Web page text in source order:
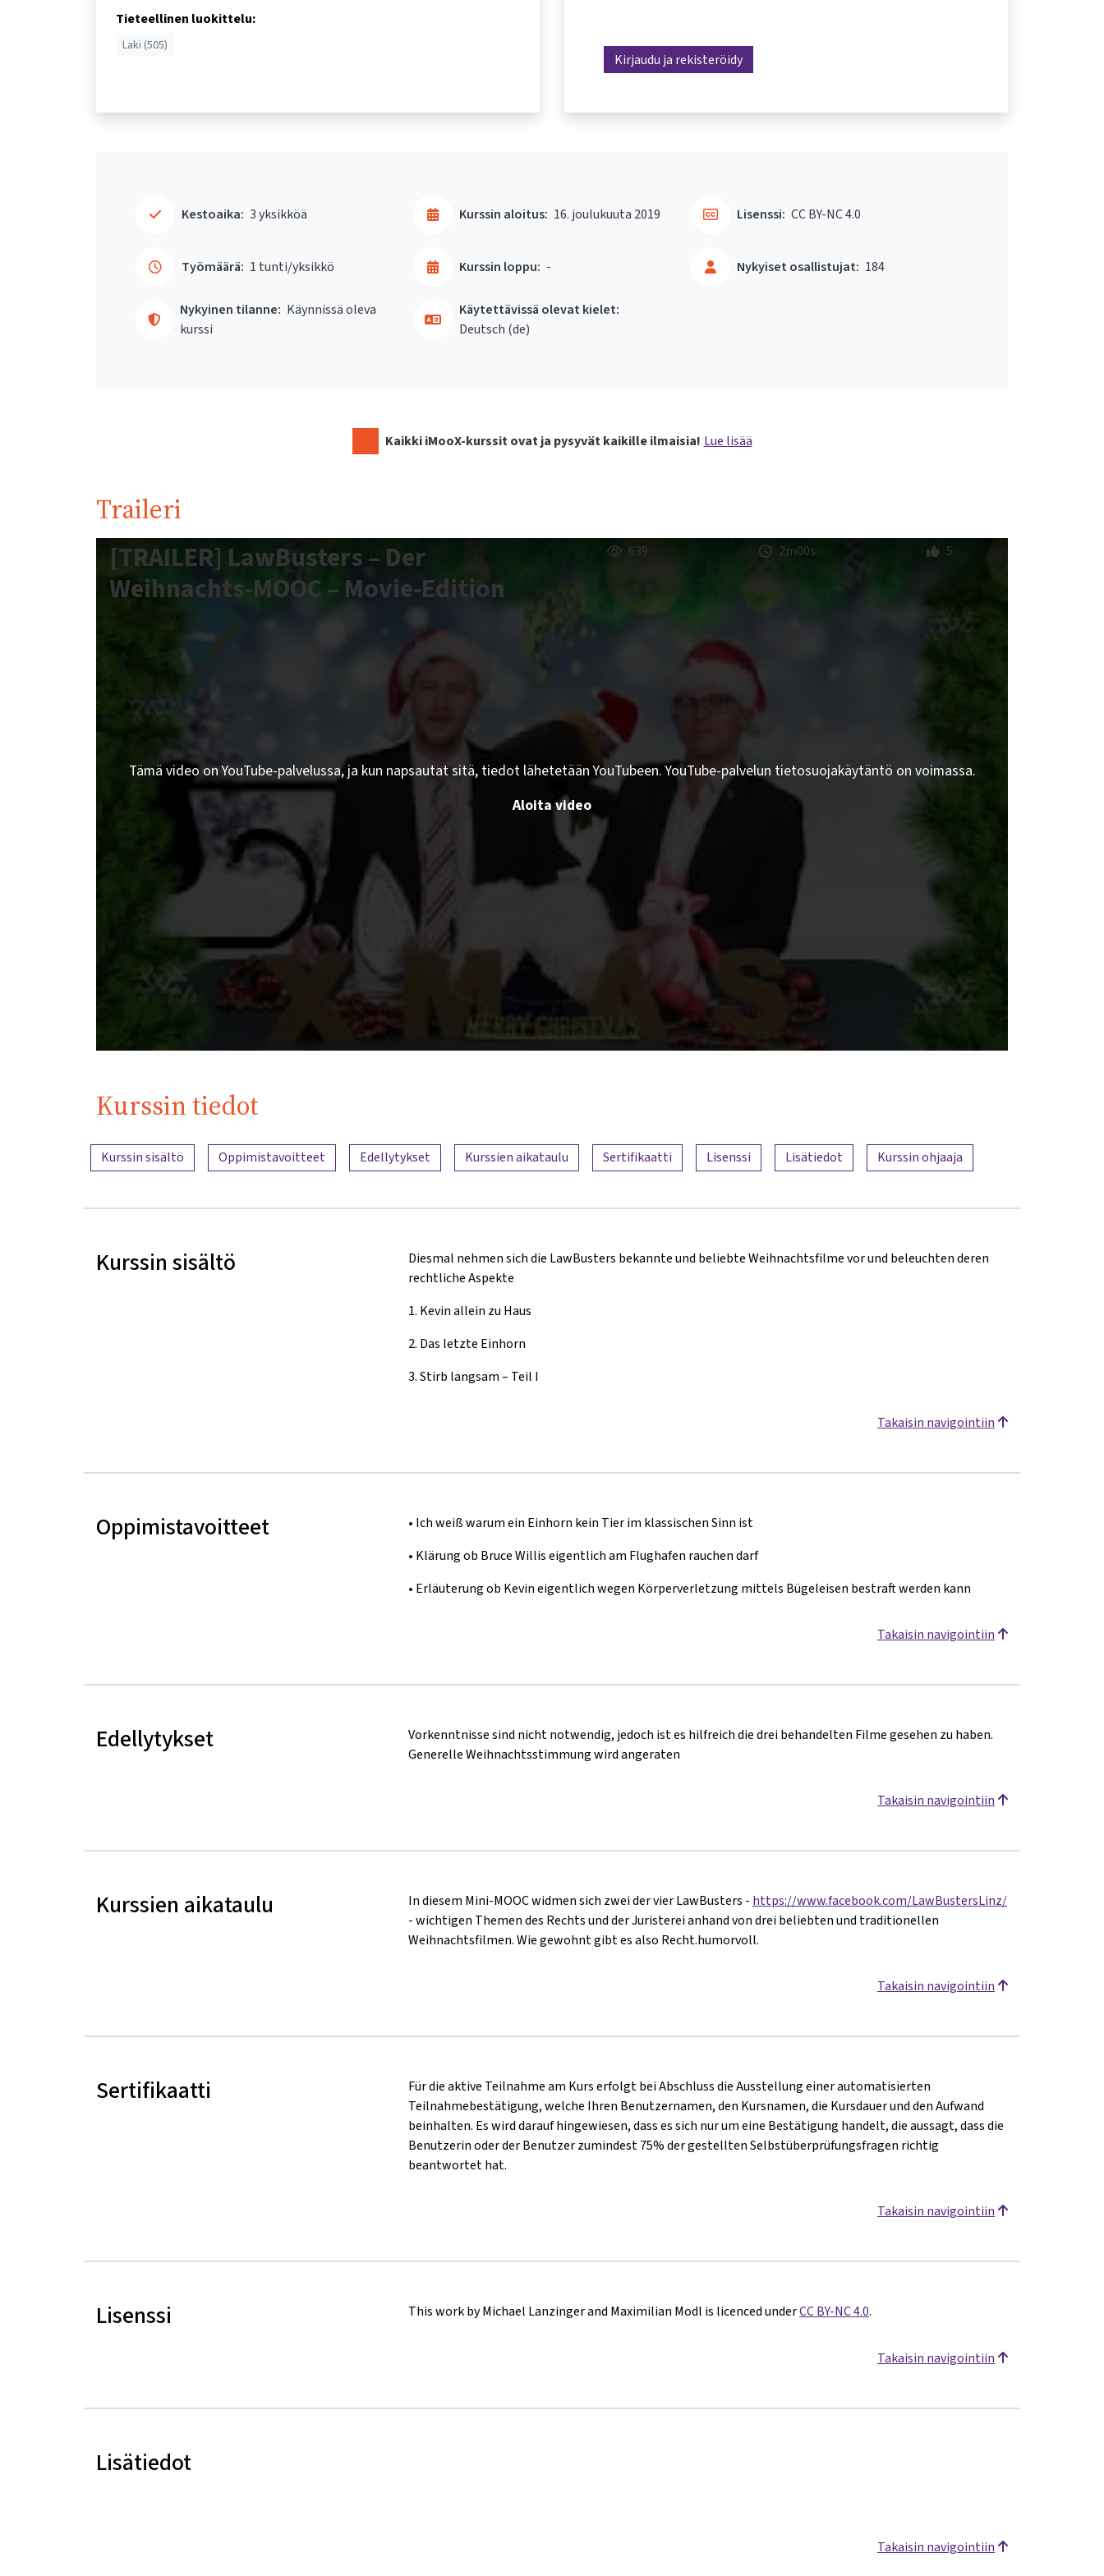
Tieteellinen luokittelu:
Laki (505)
Kirjaudu ja rekisteröidy
Kestoaika: 3 yksikköä
Työmäärä: 1 tunti/yksikkö
Kurssin aloitus: 16. joulukuuta 2019
Kurssin loppu: -
Nykyinen tilanne: Käynnissä oleva
kurssi
Nykyiset osallistujat: 184
Lisenssi: CC BY-NC 4.0
Käytettävissä olevat kielet:
Deutsch ‎(de)‎
Kaikki iMooX-kurssit ovat ja pysyvät kaikille ilmaisia! Lue lisää
Traileri
[TRAILER] LawBusters – Der
Weihnachts-MOOC – Movie-Edition
639 2m00s 5
Tämä video on YouTube-palvelussa, ja kun napsautat sitä, tiedot lähetetään YouTubeen. YouTube-palvelun tietosuojakäytäntö on voimassa.
Aloita video
Kurssin tiedot
Sisällön yleiskatsaus
Kurssin sisältö Oppimistavoitteet Edellytykset Kurssien aikataulu Sertifikaatti Lisenssi Lisätiedot Kurssin ohjaaja
Kurssin sisältö
Diesmal nehmen sich die LawBusters bekannte und beliebte Weihnachtsfilme vor und beleuchten deren
rechtliche Aspekte
1. Kevin allein zu Haus
2. Das letzte Einhorn
3.Stirb langsam – Teil I
Takaisin navigointiin
Oppimistavoitteet • Ich weiß warum ein Einhorn kein Tier im klassischen Sinn ist
• Klärung ob Bruce Willis eigentlich am Flughafen rauchen darf
• Erläuterung ob Kevin eigentlich wegen Körperverletzung mittels Bügeleisen bestraft werden kann
Takaisin navigointiin
Edellytykset
Vorkenntnisse sind nicht notwendig, jedoch ist es hilfreich die drei behandelten Filme gesehen zu haben.
Generelle Weihnachtsstimmung wird angeraten
Takaisin navigointiin
Kurssien aikataulu In diesem Mini-MOOC widmen sich zwei der vier LawBusters - https://www.facebook.com/LawBustersLinz/
- wichtigen Themen des Rechts und der Juristerei anhand von drei beliebten und traditionellen
Weihnachtsfilmen. Wie gewohnt gibt es also Recht.humorvoll.
Takaisin navigointiin
Sertifikaatti
Für die aktive Teilnahme am Kurs erfolgt bei Abschluss die Ausstellung einer automatisierten
Teilnahmebestätigung, welche Ihren Benutzernamen, den Kursnamen, die Kursdauer und den Aufwand
beinhalten. Es wird darauf hingewiesen, dass es sich nur um eine Bestätigung handelt, die aussagt, dass die
Benutzerin oder der Benutzer zumindest 75% der gestellten Selbstüberprüfungsfragen richtig
beantwortet hat.
Takaisin navigointiin
Lisenssi This work by Michael Lanzinger and Maximilian Modl is licenced underCC BY-NC 4.0.
Takaisin navigointiin
Lisätiedot
Takaisin navigointiin